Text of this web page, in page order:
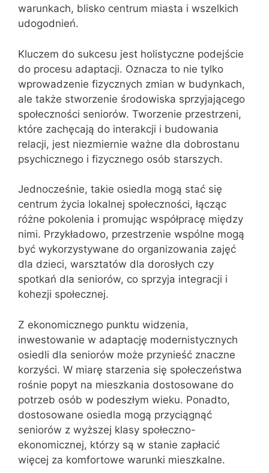
warunkach, blisko centrum miasta i wszelkich
udogodnień.
Kluczem do sukcesu jest holistyczne podejście
do procesu adaptacji. Oznacza to nie tylko
wprowadzenie fizycznych zmian w budynkach,
ale także stworzenie środowiska sprzyjającego
społeczności seniorów. Tworzenie przestrzeni,
które zachęcają do interakcji i budowania
relacji, jest niezmiernie ważne dla dobrostanu
psychicznego i fizycznego osób starszych.
Jednocześnie, takie osiedla mogą stać się
centrum życia lokalnej społeczności, łącząc
różne pokolenia i promując współpracę między
nimi. Przykładowo, przestrzenie wspólne mogą
być wykorzystywane do organizowania zajęć
dla dzieci, warsztatów dla dorosłych czy
spotkań dla seniorów, co sprzyja integracji i
kohezji społecznej.
Z ekonomicznego punktu widzenia,
inwestowanie w adaptację modernistycznych
osiedli dla seniorów może przynieść znaczne
korzyści. W miarę starzenia się społeczeństwa
rośnie popyt na mieszkania dostosowane do
potrzeb osób w podeszłym wieku. Ponadto,
dostosowane osiedla mogą przyciągnąć
seniorów z wyższej klasy społeczno-
ekonomicznej, którzy są w stanie zapłacić
więcej za komfortowe warunki mieszkalne.